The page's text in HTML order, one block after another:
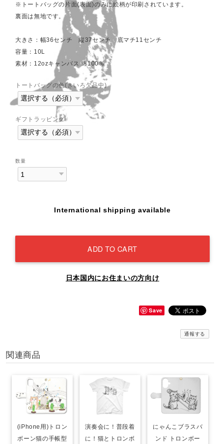
※トートバッグの片面(表面)のみに絵柄が印刷されています。
裏面は無地です。
大きさ：幅36センチ 縦37センチ 底マチ11センチ
容量：10L
素材：12ozキャンバス 綿100％
トートバッグの色(きいろ欠品中)
ギフトラッピング
数量
International shipping available
ADD TO CART
日本国内にお住まいの方向け
Save
通報する
関連商品
(iPhone用)トロン
ボーン猫の手帳型
演奏会に！普段着
に！猫とトロンボ
にゃんこブラスバ
ンド トロンボー